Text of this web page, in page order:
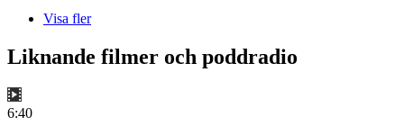
Visa fler
Liknande filmer och poddradio
6:40